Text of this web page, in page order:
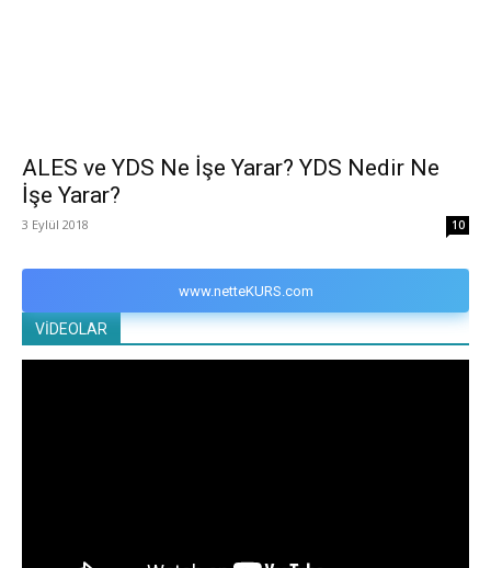
ALES ve YDS Ne İşe Yarar? YDS Nedir Ne
İşe Yarar?
3 Eylül 2018 10
www.netteKURS.com
VİDEOLAR